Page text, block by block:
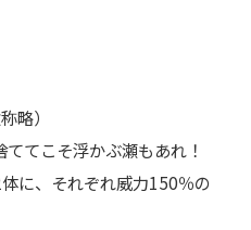
略）
てこそ浮かぶ瀬もあれ！
に、それぞれ威力150％の